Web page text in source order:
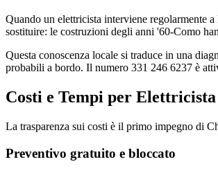
Quando un elettricista interviene regolarmente
sostituire: le costruzioni degli anni '60-Como
Questa conoscenza locale si traduce in una
probabili a bordo. Il numero 331 246 6237 è
Costi e Tempi per
La trasparenza sui costi è il primo impegno di
Preventivo gratuito e bloccato